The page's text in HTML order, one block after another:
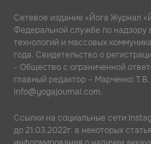
Сетевое издание «Йога Журнал
Федеральной службе по
технологий и массовых
года. Свидетельство о
- Общество с ограниченной
главный редактор – Марченко
info@yogajournal.com.
Ссылки на социальные сети
до 21.03.2022г. в некоторых